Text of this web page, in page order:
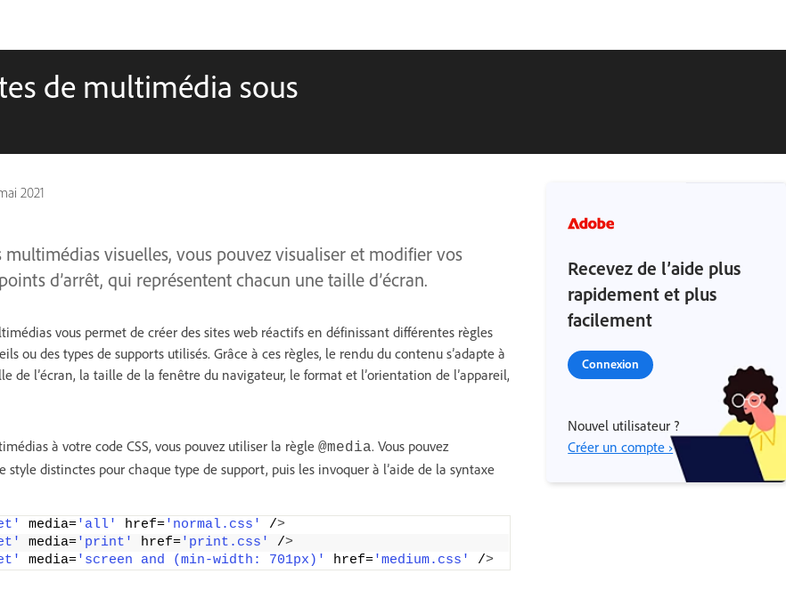
de multimédia sous
2021
multimédias visuelles, vous pouvez visualiser et modifier vos
d’arrêt, qui représentent chacun une taille d’écran.
vous permet de créer des sites web réactifs en définissant différentes règles
ou des types de supports utilisés. Grâce à ces règles, le rendu du contenu s’adapte à
de l’écran, la taille de la fenêtre du navigateur, le format et l’orientation de l’appareil,
à votre code CSS, vous pouvez utiliser la règle @media. Vous pouvez
style distinctes pour chaque type de support, puis les invoquer à l’aide de la syntaxe
media='all' href='normal.css' />
media='print' href='print.css' />
media='screen and (min-width: 701px)' href='medium.css' />
Recevez de l’aide plus
rapidement et plus
facilement
Connexion
Nouvel utilisateur ?
Créer un compte ›